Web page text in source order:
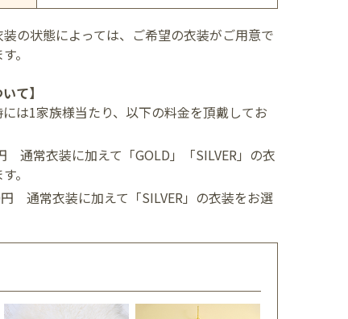
の状態によっては、ご希望の衣装がご用意で
。
て】
は1家族様当たり、以下の料金を頂戴してお
通常衣装に加えて「GOLD」「SILVER」の衣
。
円 通常衣装に加えて「SILVER」の衣装をお選